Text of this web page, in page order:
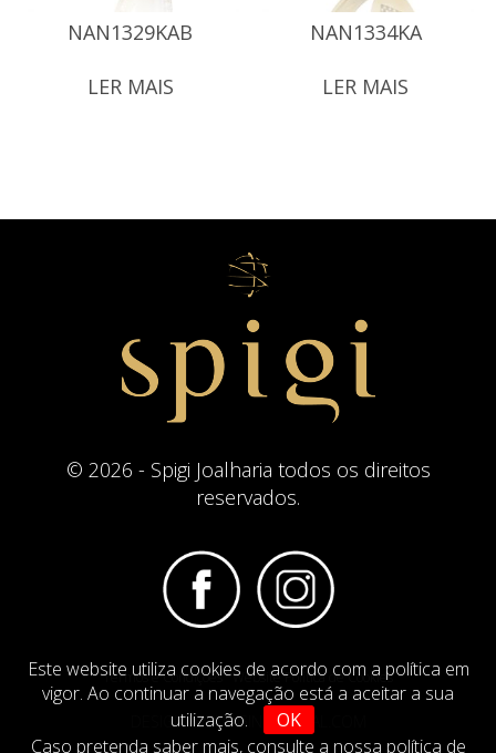
Este website utiliza cookies de acordo com a política em
vigor. Ao continuar a navegação está a aceitar a sua
utilização.
OK
Caso pretenda saber mais, consulte a nossa política de
NAN1329KAB
LER MAIS
NAN1334KA
LER MAIS
© 2026 - Spigi Joalharia todos os direitos
reservados.
Termos e Condições Website Politica de Cookies
DESIGN BYIMAGINEVIRTUAL.COM